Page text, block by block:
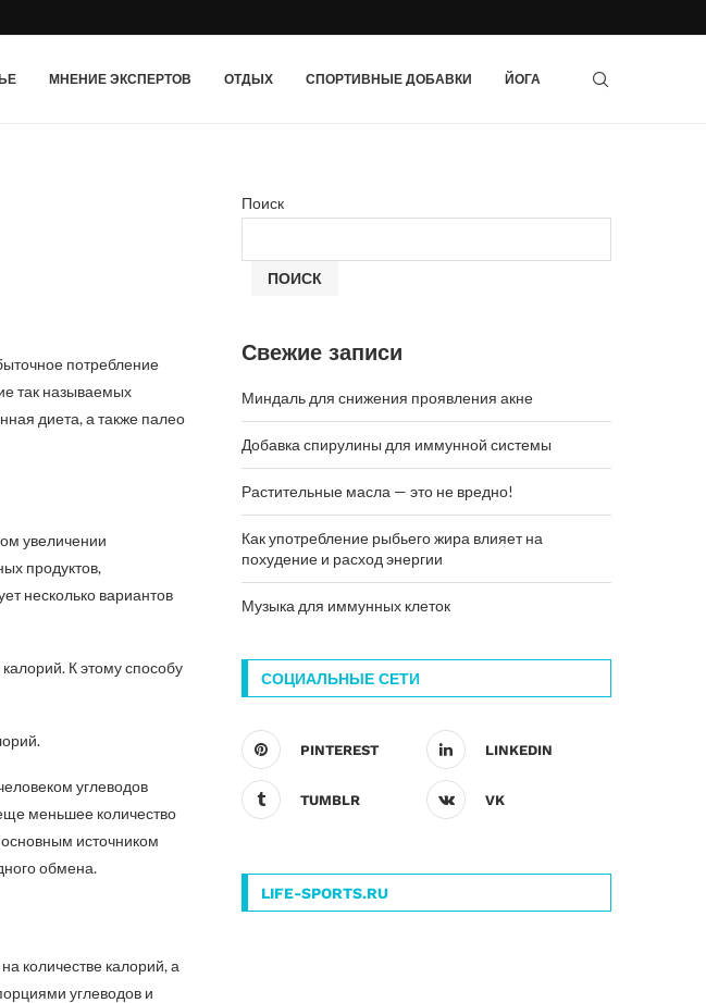
МНЕНИЕ ЭКСПЕРТОВ ОТДЫХ СПОРТИВНЫЕ ДОБАВКИ ЙОГА
потребление
так называемых
диета, а также палео
увеличении
продуктов,
несколько вариантов
К этому способу
углеводов
меньшее количество
источником
обмена.
количестве калорий, а
углеводов и
Поиск
ПОИСК
Свежие записи
Миндаль для снижения проявления акне
Добавка спирулины для иммунной системы
Растительные масла — это не вредно!
Как употребление рыбьего жира влияет на
похудение и расход энергии
Музыка для иммунных клеток
СОЦИАЛЬНЫЕ СЕТИ
PINTEREST LINKEDIN
TUMBLR VK
LIFE-SPORTS.RU